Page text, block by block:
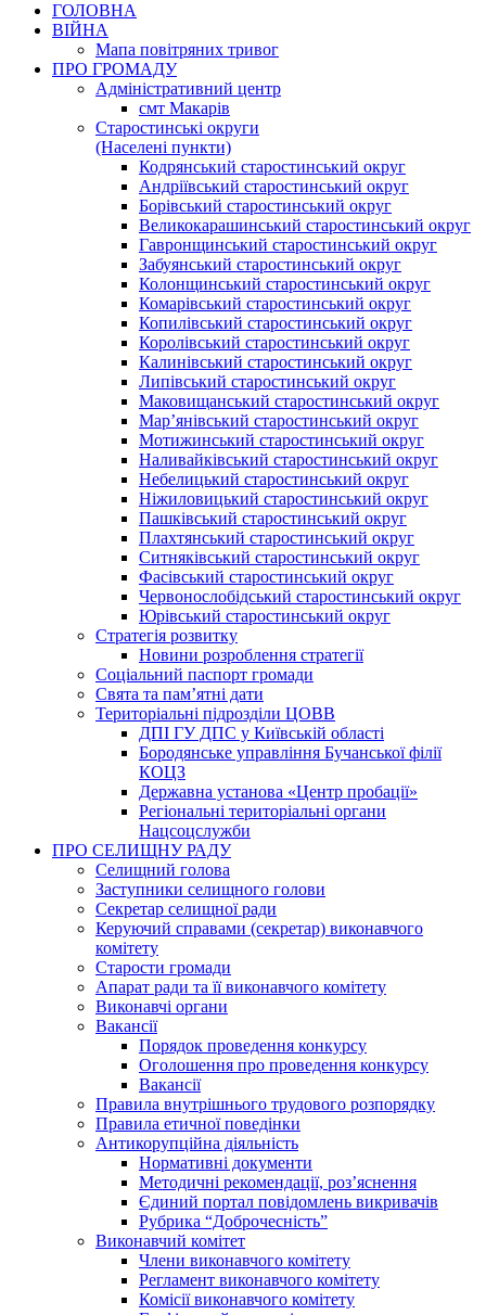
ГОЛОВНА
ВІЙНА
Мапа повітряних тривог
ПРО ГРОМАДУ
Aдміністративний центр
смт Макарів
Старостинські округи
(Населені пункти)
Кодрянський старостинський округ
Андріївський старостинський округ
Борівський старостинський округ
Великокарашинський старостинський округ
Гавронщинський старостинський округ
Забуянський старостинський округ
Колонщинський старостинський округ
Комарівський старостинський округ
Копилівський старостинський округ
Королівський старостинський округ
Калинівський старостинський округ
Липівський старостинський округ
Маковищанський старостинський округ
Мар’янівський старостинський округ
Мотижинський старостинський округ
Наливайківський старостинський округ
Небелицький старостинський округ
Ніжиловицький старостинський округ
Пашківський старостинський округ
Плахтянський старостинський округ
Ситняківський старостинський округ
Фасівський старостинський округ
Червонослобідський старостинський округ
Юрівський старостинський округ
Стратегія розвитку
Новини розроблення стратегії
Соціальний паспорт громади
Свята та пам’ятні дати
Територіальні підрозділи ЦОВВ
ДПІ ГУ ДПС у Київській області
Бородянське управління Бучанської філії
КОЦЗ
Державна установа «Центр пробації»
Регіональні територіальні органи
Нацсоцслужби
ПРО СЕЛИЩНУ РАДУ
Селищний голова
Заступники селищного голови
Секретар селищної ради
Керуючий справами (секретар) виконавчого
комітету
Старости громади
Апарат ради та її виконавчого комітету
Виконавчі органи
Вакансії
Порядок проведення конкурсу
Оголошення про проведення конкурсу
Вакансії
Правила внутрішнього трудового розпорядку
Правила етичної поведінки
Антикорупційна діяльність
Нормативні документи
Методичні рекомендації, роз’яснення
Єдиний портал повідомлень викривачів
Рубрика “Доброчесність”
Виконавчий комітет
Члени виконавчого комітету
Регламент виконавчого комітету
Комісії виконавчого комітету